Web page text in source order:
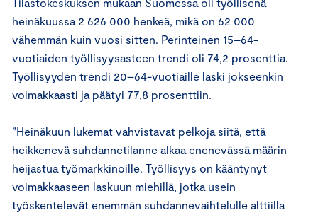
heinäkuussa 2 626 000 henkeä, mikä on 62 000
vähemmän kuin vuosi sitten. Perinteinen 15–64-
vuotiaiden työllisyysasteen trendi oli 74,2 prosenttia.
Työllisyyden trendi 20–64-vuotiaille laski jokseenkin
voimakkaasti ja päätyi 77,8 prosenttiin.
”Heinäkuun lukemat vahvistavat pelkoja siitä, että
heikkenevä suhdannetilanne alkaa enenevässä määrin
heijastua työmarkkinoille. Työllisyys on kääntynyt
voimakkaaseen laskuun miehillä, jotka usein
työskentelevät enemmän suhdannevaihtelulle alttiilla